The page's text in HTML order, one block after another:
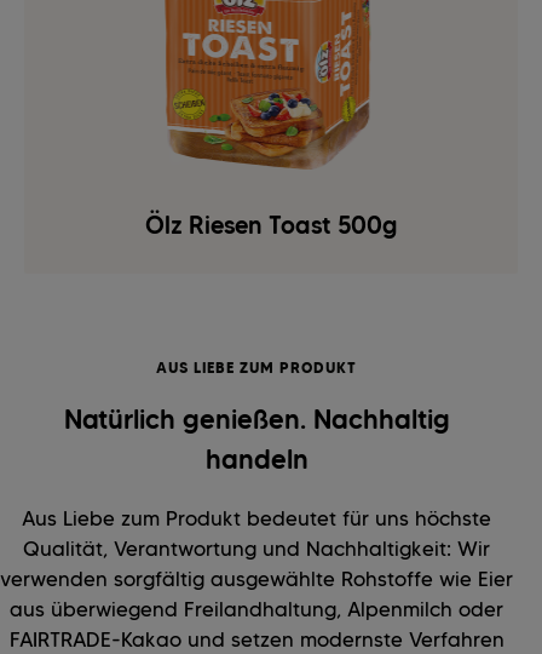
Ölz Riesen Toast 500g
AUS LIEBE ZUM PRODUKT
Natürlich genießen. Nachhaltig
handeln
Aus Liebe zum Produkt bedeutet für uns höchste
Qualität, Verantwortung und Nachhaltigkeit: Wir
verwenden sorgfältig ausgewählte Rohstoffe wie Eier
aus überwiegend Freilandhaltung, Alpenmilch oder
FAIRTRADE-Kakao und setzen modernste Verfahren